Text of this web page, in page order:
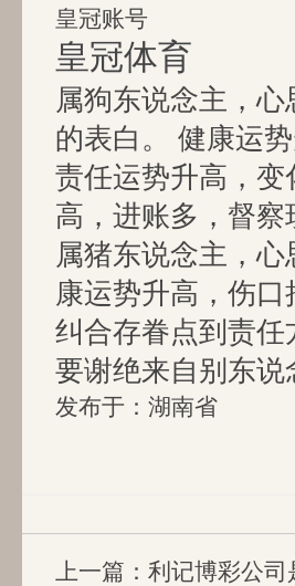
皇冠账号
皇冠体育
属狗东说念主，
的表白。 健康运
责任运势升高，
高，进账多，督
属猪东说念主，
康运势升高，伤
纠合存眷点到责
要谢绝来自别东说
发布于：湖南省
上一篇： 利记博彩公司